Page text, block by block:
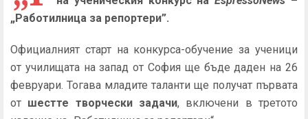
„Работилница за репортери”.
Официалният старт на конкурса-обучение за ученици
от училищата на запад от София ще бъде даден на 26
февруари. Тогава младите таланти ще получат първата
от шестте творчески задачи, включени в третото